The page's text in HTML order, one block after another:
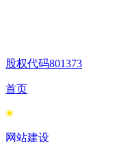
股权代码801373
首页
网站建设